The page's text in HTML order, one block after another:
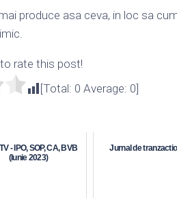
produce asa ceva, in loc sa
rate this post!
[Total: 0 Average: 0]
- IPO, SOP, CA, BVB
(Iunie 2023)
Jurnal de